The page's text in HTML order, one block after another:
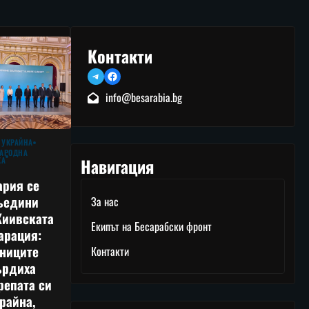
се
си
Контакти
TelegramFacebook
info@besarabia.bg
Навигация
За нас
Екипът на Бесарабски фронт
Контакти